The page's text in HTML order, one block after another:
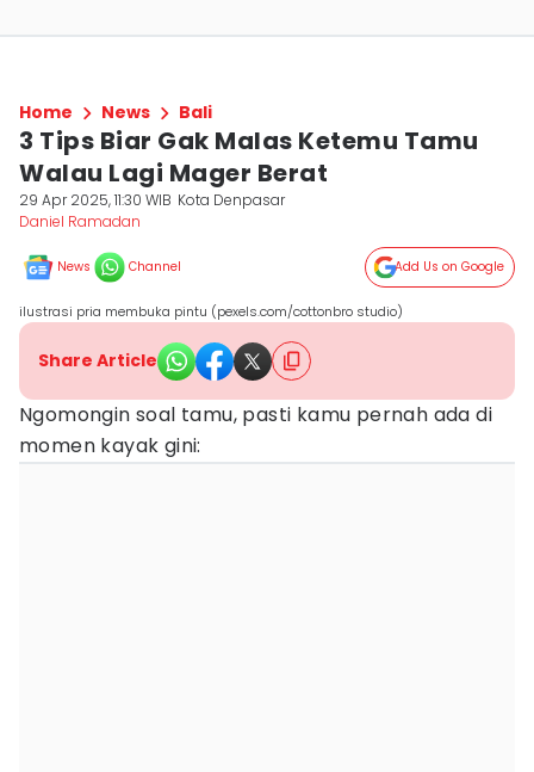
Home News Bali
3 Tips Biar Gak Malas Ketemu Tamu
Walau Lagi Mager Berat
29 Apr 2025, 11:30 WIB Kota Denpasar
Daniel Ramadan
News Channel Add Us on Google
ilustrasi pria membuka pintu (pexels.com/cottonbro studio)
Share Article
Ngomongin soal tamu, pasti kamu pernah ada di
momen kayak gini: